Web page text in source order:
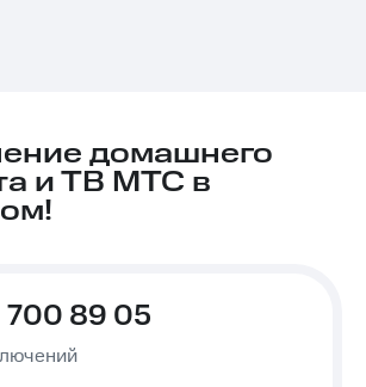
домашнего
и ТВ МТС в
89 05